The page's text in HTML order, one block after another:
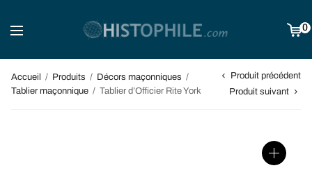
0
Accueil / Produits / Décors maçonniques /
Tablier maçonnique / Tablier d’Officier Rite York
Produit précédent
Produit suivant